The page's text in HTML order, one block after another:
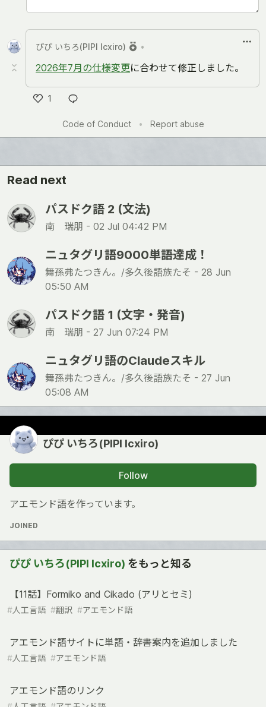
ぴぴ いちろ(PIPI Icxiro) •
2026年7月の仕様変更に合わせて修正しました。
1
Code of Conduct
• Report abuse
Read next
パスドク語 2 (文法)
南 瑞朋 - 02 Jul 04:42 PM
ニュタグリ語9000単語達成！
舞孫弗たつきん。/多久後語族たそ - 28 Jun
05:50 AM
パスドク語 1 (文字・発音)
南 瑞朋 - 27 Jun 07:24 PM
ニュタグリ語のClaudeスキル
舞孫弗たつきん。/多久後語族たそ - 27 Jun
05:08 AM
ぴぴ いちろ(PIPI Icxiro)
Follow
アエモンド語を作っています。
JOINED
ぴぴ いちろ(PIPI Icxiro) をもっと知る
【11話】Formiko and Cikado (アリとセミ)
#人工言語 #翻訳 #アエモンド語
アエモンド語サイトに単語・辞書案内を追加しました
#人工言語 #アエモンド語
アエモンド語のリンク